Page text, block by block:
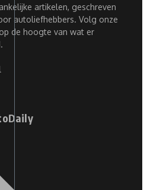
artikelen, geschreven
autoliefhebbers. Volg onze
de hoogte van wat er